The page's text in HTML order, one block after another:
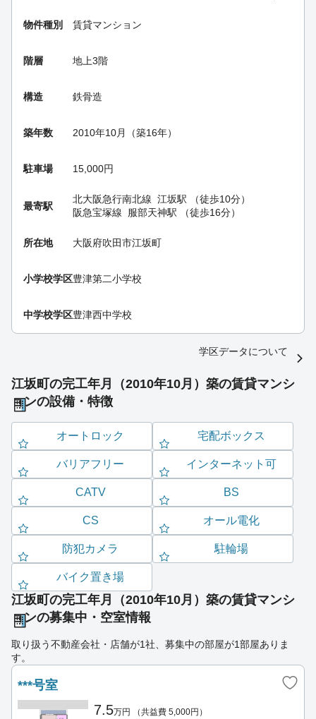
物件種別 賃貸マンション
階層 地上3階
構造 鉄骨造
築年数 2010年10月（築16年）
駐車場 15,000円
最寄駅
北大阪急行南北線 江坂駅 （徒歩10分）
阪急宝塚線
服部天神駅 （徒歩16分）
所在地 大阪府吹田市江坂町
小学校学区豊津第二小学校
中学校学区豊津西中学校
学区データについて
江坂町の完工年月（2010年10月）築の賃貸マンシ
ョンの設備・特徴
オートロック 宅配ボックス
バリアフリー インターネット可
CATV BS
CS オール電化
防犯カメラ 駐輪場
バイク置き場
江坂町の完工年月（2010年10月）築の賃貸マンシ
ョンの募集中・空室情報
取り扱う不動産会社・店舗が1社、募集中の部屋が1部屋ありま
す。
***号室
7.5万円 （共益費 5,000円）